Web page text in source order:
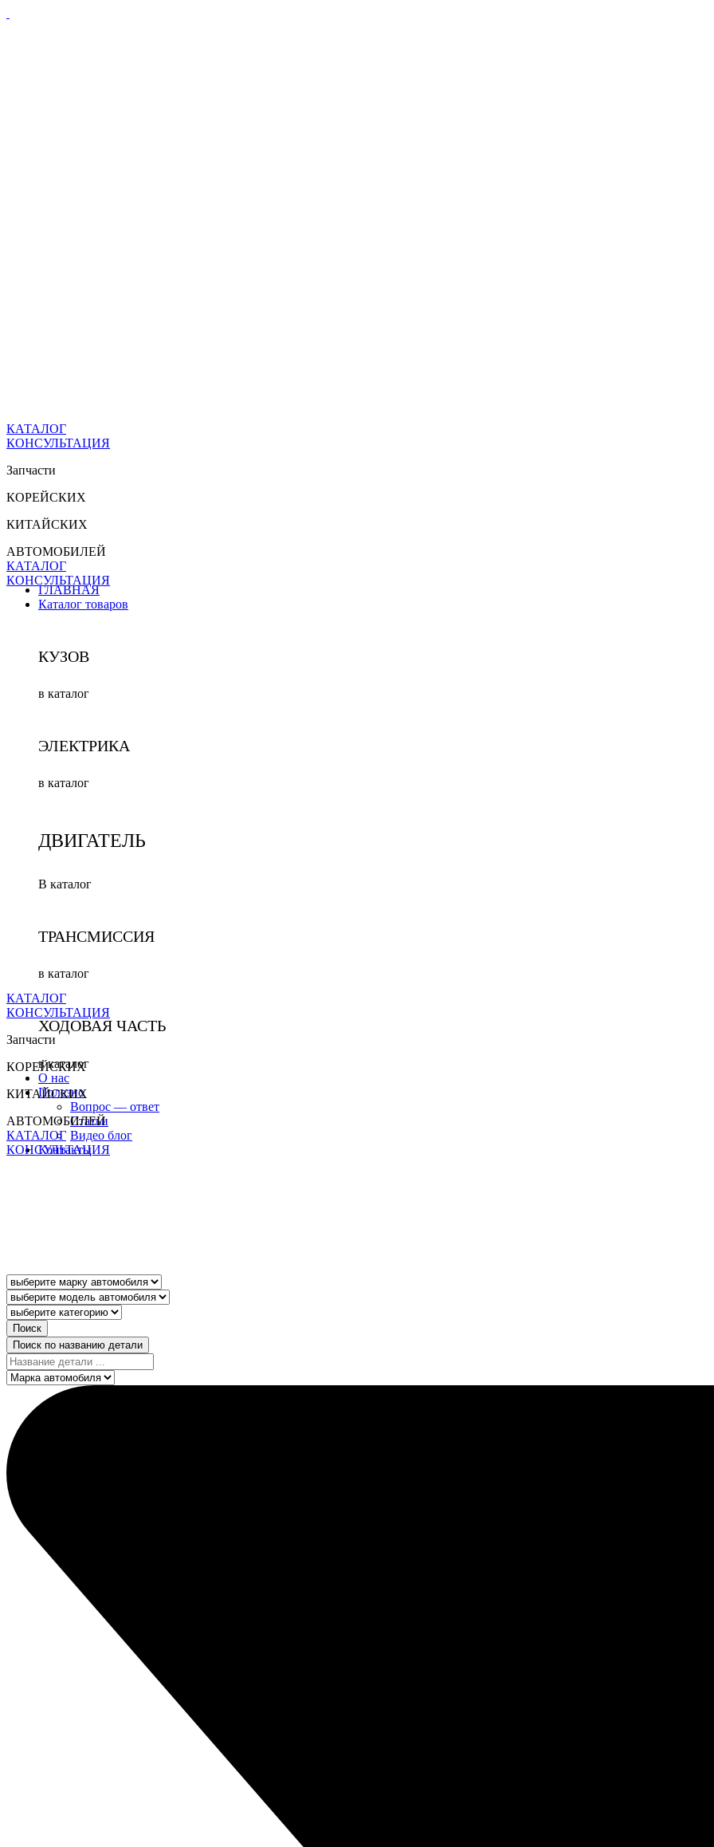
ГЛАВНАЯ
Каталог товаров
КУЗОВ
в каталог
ЭЛЕКТРИКА
в каталог
ДВИГАТЕЛЬ
В каталог
ТРАНСМИССИЯ
в каталог
ХОДОВАЯ ЧАСТЬ
в каталог
О нас
Полезно
Вопрос — ответ
Статьи
Видео блог
Контакты
КАТАЛОГ
КОНСУЛЬТАЦИЯ
Запчасти
КОРЕЙСКИХ
КИТАЙСКИХ
АВТОМОБИЛЕЙ
КАТАЛОГ
КОНСУЛЬТАЦИЯ
КАТАЛОГ
КОНСУЛЬТАЦИЯ
Запчасти
КОРЕЙСКИХ
КИТАЙСКИХ
АВТОМОБИЛЕЙ
КАТАЛОГ
КОНСУЛЬТАЦИЯ
Поиск
Поиск по названию детали